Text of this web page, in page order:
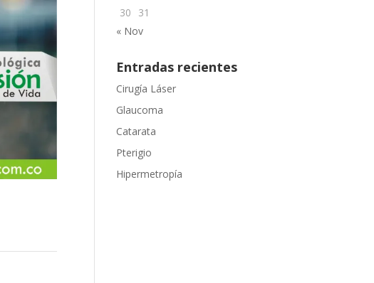
30
31
« Nov
Entradas recientes
Cirugía Láser
Glaucoma
Catarata
Pterigio
Hipermetropía